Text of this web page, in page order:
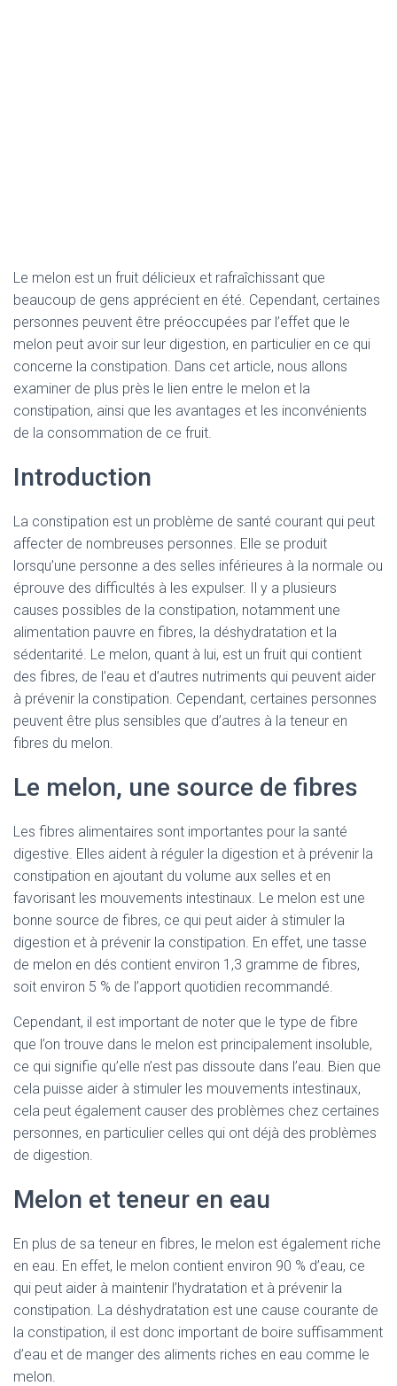
Le melon est un fruit délicieux et rafraîchissant que
beaucoup de gens apprécient en été. Cependant, certaines
personnes peuvent être préoccupées par l’effet que le
melon peut avoir sur leur digestion, en particulier en ce qui
concerne la constipation. Dans cet article, nous allons
examiner de plus près le lien entre le melon et la
constipation, ainsi que les avantages et les inconvénients
de la consommation de ce fruit.
Introduction
La constipation est un problème de santé courant qui peut
affecter de nombreuses personnes. Elle se produit
lorsqu’une personne a des selles inférieures à la normale ou
éprouve des difficultés à les expulser. Il y a plusieurs
causes possibles de la constipation, notamment une
alimentation pauvre en fibres, la déshydratation et la
sédentarité. Le melon, quant à lui, est un fruit qui contient
des fibres, de l’eau et d’autres nutriments qui peuvent aider
à prévenir la constipation. Cependant, certaines personnes
peuvent être plus sensibles que d’autres à la teneur en
fibres du melon.
Le melon, une source de fibres
Les fibres alimentaires sont importantes pour la santé
digestive. Elles aident à réguler la digestion et à prévenir la
constipation en ajoutant du volume aux selles et en
favorisant les mouvements intestinaux. Le melon est une
bonne source de fibres, ce qui peut aider à stimuler la
digestion et à prévenir la constipation. En effet, une tasse
de melon en dés contient environ 1,3 gramme de fibres,
soit environ 5 % de l’apport quotidien recommandé.
Cependant, il est important de noter que le type de fibre
que l’on trouve dans le melon est principalement insoluble,
ce qui signifie qu’elle n’est pas dissoute dans l’eau. Bien que
cela puisse aider à stimuler les mouvements intestinaux,
cela peut également causer des problèmes chez certaines
personnes, en particulier celles qui ont déjà des problèmes
de digestion.
Melon et teneur en eau
En plus de sa teneur en fibres, le melon est également riche
en eau. En effet, le melon contient environ 90 % d’eau, ce
qui peut aider à maintenir l’hydratation et à prévenir la
constipation. La déshydratation est une cause courante de
la constipation, il est donc important de boire suffisamment
d’eau et de manger des aliments riches en eau comme le
melon.